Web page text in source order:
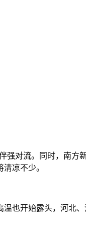
对流。同时，南方
凉不少。
也开始露头，河北